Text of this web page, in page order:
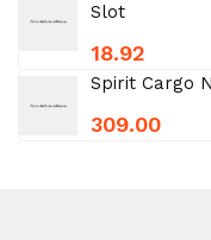
Slot
18.92
Spirit Cargo
309.00